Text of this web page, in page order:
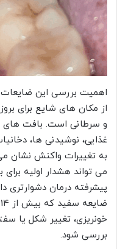
اهمیت بررسی این
از مکان های شایع برای
و سرطانی است. بافت های
غذایی، نوشیدنی ها،
به تغییرات واکنش نشان
می تواند هشدار اولیه
پیشرفته درمان دشوارتری
خونریزی، تغییر شکل یا
بررسی شود.